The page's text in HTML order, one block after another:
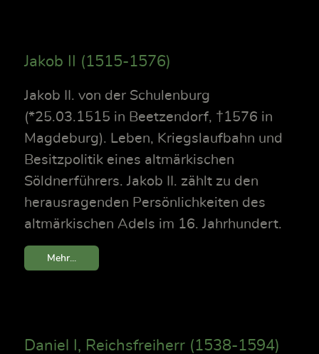
Jakob II (1515-1576)
Jakob II. von der Schulenburg
(*25.03.1515 in Beetzendorf, †1576 in
Magdeburg). Leben, Kriegslaufbahn und
Besitzpolitik eines altmärkischen
Söldnerführers. Jakob II. zählt zu den
herausragenden Persönlichkeiten des
altmärkischen Adels im 16. Jahrhundert.
Mehr...
Daniel I, Reichsfreiherr (1538-1594)